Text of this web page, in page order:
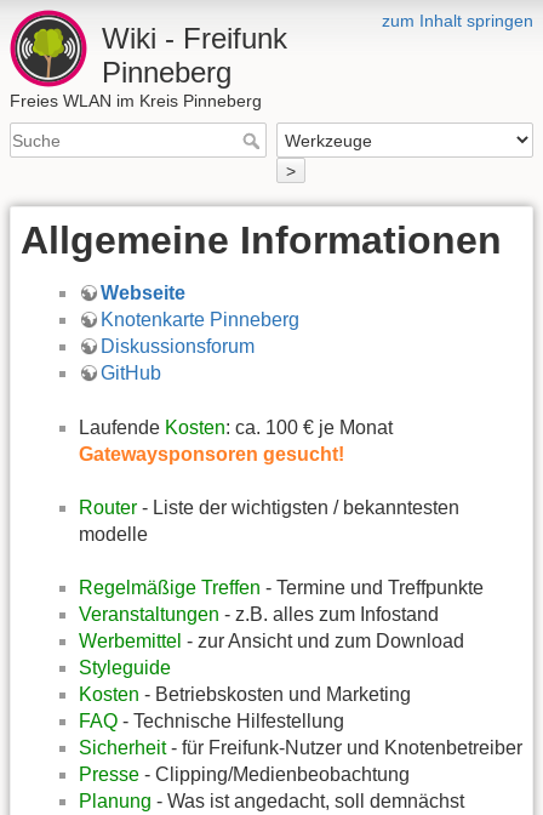
zum Inhalt springen
Wiki - Freifunk
Pinneberg
Freies WLAN im Kreis Pinneberg
>
Allgemeine Informationen
Webseite
Knotenkarte Pinneberg
Diskussionsforum
GitHub
Laufende Kosten: ca. 100 € je Monat
Gatewaysponsoren gesucht!
Router - Liste der wichtigsten / bekanntesten
modelle
Regelmäßige Treffen - Termine und Treffpunkte
Veranstaltungen - z.B. alles zum Infostand
Werbemittel - zur Ansicht und zum Download
Styleguide
Kosten - Betriebskosten und Marketing
FAQ - Technische Hilfestellung
Sicherheit- für Freifunk-Nutzer und Knotenbetreiber
Presse - Clipping/Medienbeobachtung
Planung - Was ist angedacht, soll demnächst